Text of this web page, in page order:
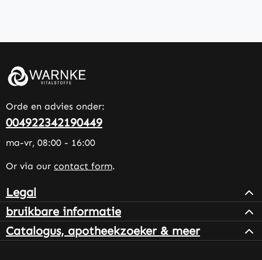
Orde en advies onder:
004922342190449
ma-vr, 08:00 - 16:00
Or via our contact form.
Legal
bruikbare informatie
Catalogus, apotheekzoeker & meer